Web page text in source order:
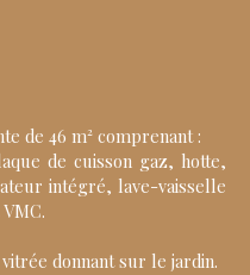
de 46 m² comprenant :
de cuisson gaz, hotte,
intégré, lave-vaisselle
donnant sur le jardin.